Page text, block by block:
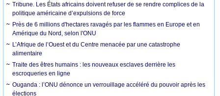
Tribune. Les États africains doivent refuser de se rendre complices de la
politique américaine d’expulsions de force
Près de 6 millions d'hectares ravagés par les flammes en Europe et en
Amérique du Nord, selon l'ONU
L’Afrique de l’Ouest et du Centre menacée par une catastrophe
alimentaire
Traite des êtres humains : les nouveaux esclaves derrière les
escroqueries en ligne
Ouganda : l’ONU dénonce un verrouillage accéléré du pouvoir après les
élections